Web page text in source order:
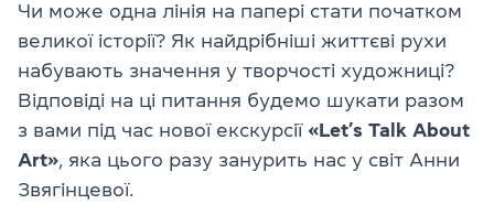
Чи може одна лінія на папері стати початком
великої історії? Як найдрібніші життєві рухи
набувають значення у творчості художниці?
Відповіді на ці питання будемо шукати разом
з вами під час нової екскурсії «Let’s Talk About
Art», яка цього разу занурить нас у світ Анни
Звягінцевої.